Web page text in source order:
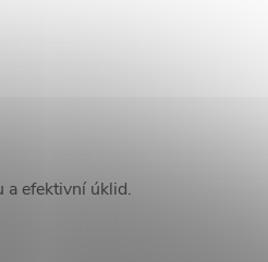
a efektivní úklid.